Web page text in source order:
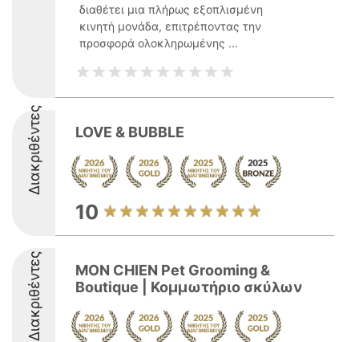
διαθέτει μια πλήρως εξοπλισμένη
κινητή μονάδα, επιτρέποντας την
προσφορά ολοκληρωμένης ...
Διακριθέντες LOVE & BUBBLE
10
Διακριθέντες
MON CHIEN Pet Grooming &
Boutique | Κομμωτήριο σκύλων